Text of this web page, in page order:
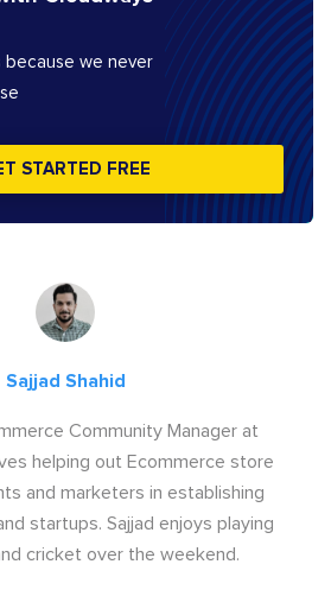
because we never
STARTED FREE
Sajjad Shahid
Community Manager at
helping out Ecommerce store
and marketers in establishing
startups. Sajjad enjoys playing
cricket over the weekend.